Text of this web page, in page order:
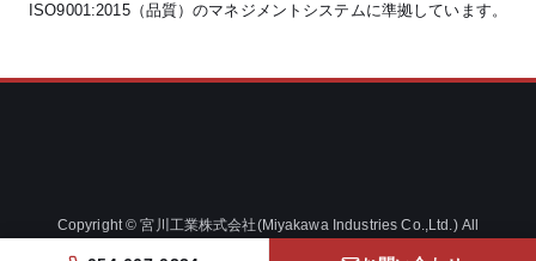
ISO9001:2015（品質）のマネジメントシステムに準拠しています。
Copyright © 宮川工業株式会社(Miyakawa Industries Co.,Ltd.) All